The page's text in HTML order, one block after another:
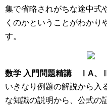
集で省略されがちな途中式
くのかということがわかり
す。
数学 入門問題精講 ⅠA、
いきなり例題の解説から入
な知識の説明から、公式の